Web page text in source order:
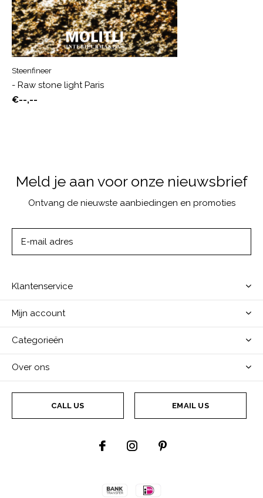
Steenfineer
- Raw stone light Paris
€--,--
Meld je aan voor onze nieuwsbrief
Ontvang de nieuwste aanbiedingen en promoties
Klantenservice
Mijn account
Categorieën
Over ons
CALL US EMAIL US